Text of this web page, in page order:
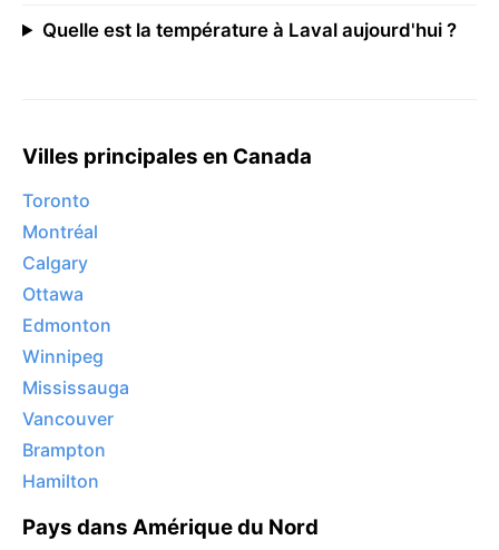
Quelle est la température à Laval aujourd'hui ?
Villes principales en Canada
Toronto
Montréal
Calgary
Ottawa
Edmonton
Winnipeg
Mississauga
Vancouver
Brampton
Hamilton
Pays dans Amérique du Nord